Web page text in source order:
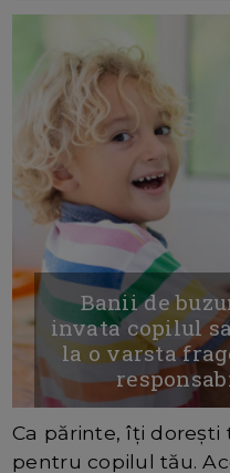
Banii de
invata copilul
la o varsta
Ca părinte, îți
pentru copilul tău.